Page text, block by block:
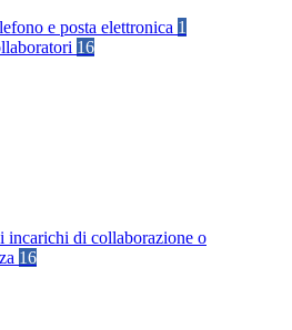
e posta elettronica 1
16
incarichi di collaborazione o
16